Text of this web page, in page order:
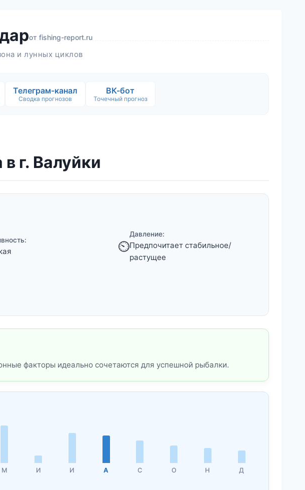
от fishing-report.ru
и лунных циклов
Телеграм-канал
Сводка прогнозов
ВК-бот
Точечный прогноз
г. Валуйки
⏲️
Давление:
Предпочитает стабильное/
растущее
факторы идеально сочетаются для успешной рыбалки.
М И И А С О Н Д